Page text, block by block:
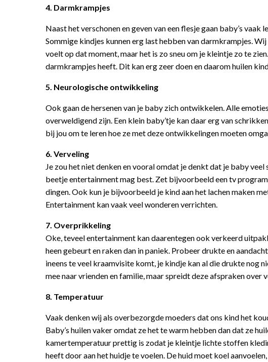
4. Darmkrampjes
Naast het verschonen en geven van een flesje gaan baby’s
Sommige kindjes kunnen erg last hebben van darmkrampjes.
voelt op dat moment, maar het is zo sneu om je kleintje zo te
darmkrampjes heeft. Dit kan erg zeer doen en daarom huilen
5. Neurologische ontwikkeling
Ook gaan de hersenen van je baby zich ontwikkelen. Alle
overweldigend zijn. Een klein baby’tje kan daar erg van
bij jou om te leren hoe ze met deze ontwikkelingen moeten
6. Verveling
Je zou het niet denken en vooral omdat je denkt dat je baby
beetje entertainment mag best. Zet bijvoorbeeld een tv
dingen. Ook kun je bijvoorbeeld je kind aan het lachen maken
Entertainment kan vaak veel wonderen verrichten.
7. Overprikkeling
Oke, teveel entertainment kan daarentegen ook verkeerd
heen gebeurt en raken dan in paniek. Probeer drukte en
ineens te veel kraamvisite komt, je kindje kan al die drukte nog
mee naar vrienden en familie, maar spreidt deze afspraken over
8. Temperatuur
Vaak denken wij als overbezorgde moeders dat ons kind het
Baby’s huilen vaker omdat ze het te warm hebben dan dat ze
kamertemperatuur prettig is zodat je kleintje lichte stoffen
heeft door aan het huidje te voelen. De huid moet koel